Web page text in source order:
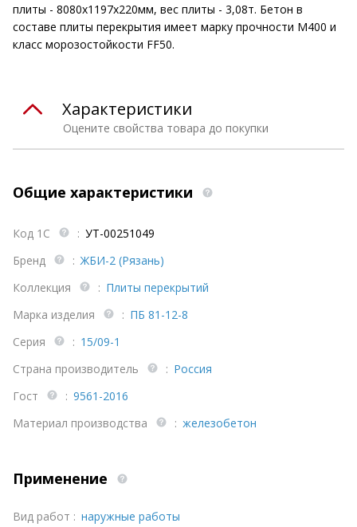
плиты - 8080х1197х220мм, вес плиты - 3,08т. Бетон в
составе плиты перекрытия имеет марку прочности М400 и
класс морозостойкости FF50.
Оцените свойства товара до покупки
Характеристики
Общие характеристики
Код 1С : УТ-00251049
Бренд
: ЖБИ-2 (Рязань)
Коллекция
: Плиты перекрытий
Марка изделия
: ПБ 81-12-8
Серия
: 15/09-1
Страна производитель
: Россия
Гост
: 9561-2016
Материал производства
: железобетон
Применение
Вид работ : наружные работы